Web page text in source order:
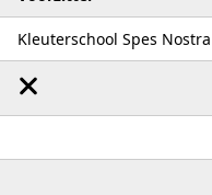
Kleuterschool Spes